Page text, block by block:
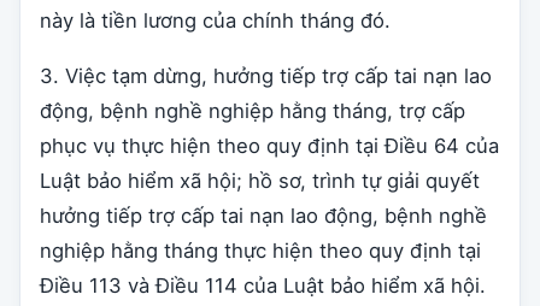
này là tiền lương của chính tháng đó.
3. Việc tạm dừng, hưởng tiếp trợ cấp tai nạn lao
động, bệnh nghề nghiệp hằng tháng, trợ cấp
phục vụ thực hiện theo quy định tại Điều 64 của
Luật bảo hiểm xã hội; hồ sơ, trình tự giải quyết
hưởng tiếp trợ cấp tai nạn lao động, bệnh nghề
nghiệp hằng tháng thực hiện theo quy định tại
Điều 113 và Điều 114 của Luật bảo hiểm xã hội.